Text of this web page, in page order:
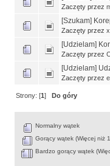
Zaczęty przez
[Szukam]
Zaczęty przez
[Udzielam]
Zaczęty przez
[Udzielam]
Zaczęty przez
Strony: [1]Do góry
Normalny wątek
Gorący wątek (Więcej niż
Bardzo gorący wątek